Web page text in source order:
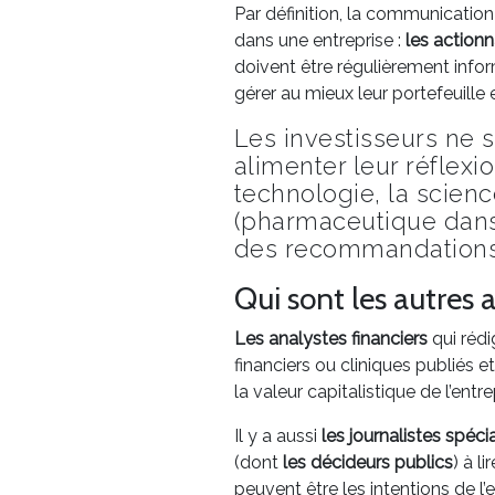
Par définition, la
dans une entreprise : les
doivent être régulièrement
gérer au mieux leur portefeuille
Les investisseurs ne
alimenter leur
technologie, la
(pharmaceutique
des
Qui sont les autres
Les analystes financiers qui
financiers ou cliniques publiés
la valeur capitalistique de
Il y a aussi les journalistes
(dont les décideurs publics) à
peuvent être les intentions de